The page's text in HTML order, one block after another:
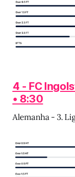
4 - FC
• 8:30
Alemanha - 3.